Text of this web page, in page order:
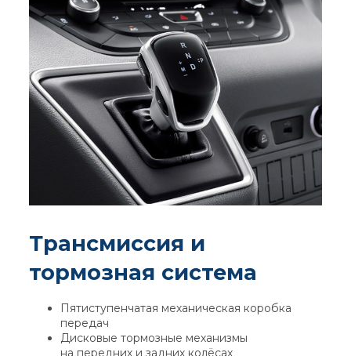
Трансмиссия и
тормозная система
Пятиступенчатая механическая коробка
передач
Дисковые тормозные механизмы
на передних и задних колёсах